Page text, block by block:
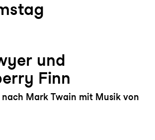
und
Finn
nach Mark Twain mit Musik von